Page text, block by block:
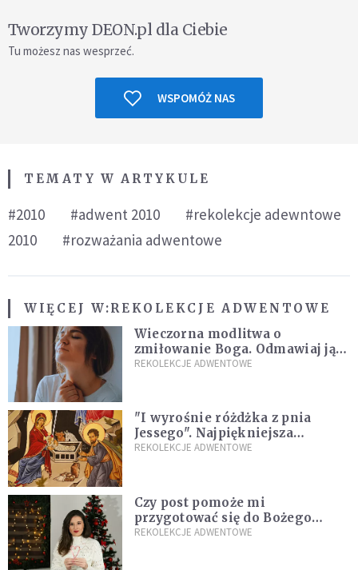
Tworzymy DEON.pl dla Ciebie
Tu możesz nas wesprzeć.
WSPOMÓŻ NAS
TEMATY W ARTYKULE
#2010 #adwent 2010
#rekolekcje adewntowe
2010
#rozważania adwentowe
WIĘCEJ W:REKOLEKCJE ADWENTOWE
Wieczorna modlitwa o
zmiłowanie Boga. Odmawiaj ją,
gdy jest ci w życiu źle
REKOLEKCJE ADWENTOWE
"I wyrośnie różdżka z pnia
Jessego". Najpiękniejsza
zapowiedź Mesjasza w Piśmie
REKOLEKCJE ADWENTOWE
Czy post pomoże mi
przygotować się do Bożego
Narodzenia? Jezuita: to zależy
REKOLEKCJE ADWENTOWE